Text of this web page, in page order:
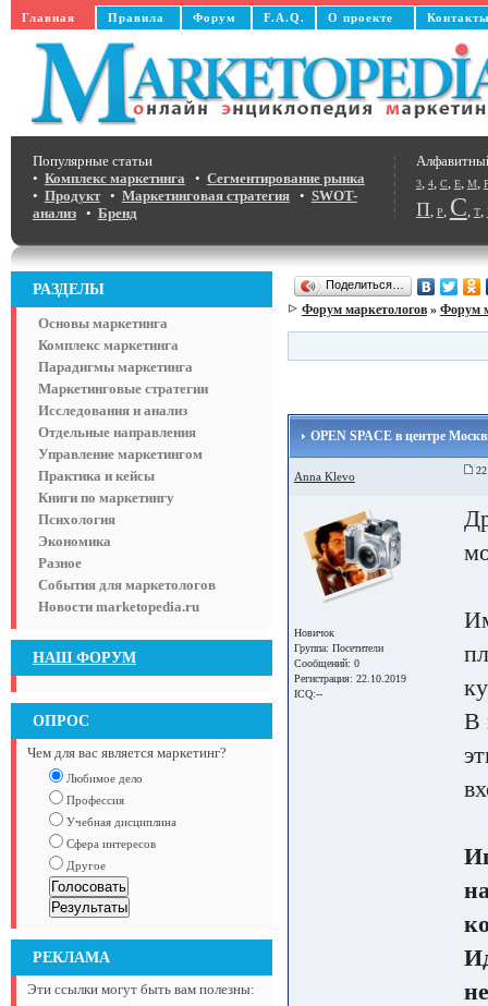
Главная Правила Форум F.A.Q. О проекте
3, 4, C, E, M,
П, Р, С, Т,
Популярные статьи
• Комплекс маркетинга • Сегментирование рынка
• Продукт• Маркетинговая стратегия• SWOT-
анализ• Бренд
РАЗДЕЛЫ
Основы маркетинга
Комплекс маркетинга
Парадигмы маркетинга
Маркетинговые стратегии
Исследования и анализ
Отдельные направления
Управление маркетингом
Практика и кейсы
Книги по маркетингу
Психология
Экономика
Разное
События для маркетологов
Новости marketopedia.ru
НАШ ФОРУМ
ОПРОС
Чем для вас является маркетинг?
Любимое дело
Профессия
Учебная дисциплина
Сфера интересов
Другое
РЕКЛАМА
Эти ссылки могут быть вам полезны:
Поделиться…
Форум маркетологов» Форум
OPEN SPACE в центре
Anna Klevo 22
Новичок
Группа: Посетители
Сообщений: 0
Регистрация: 22.10.2019
ICQ:--
В